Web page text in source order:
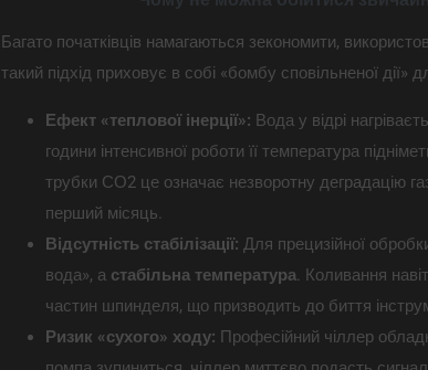
Багато початківців намагаються зекономити,
такий підхід приховує в собі «бомбу сповільненої дії»
Ефект «теплової інерції»: Вода у відрі
години інтенсивної роботи її температура
трубки СО2 це означає незворотну деградацію
перший місяць.
Відсутність стабілізації: Для прецизійної
вода», а стабільна температура . Коливання
частин шпинделя, що призводить до биття
Ризик «сухого» ходу: Професійний чіллер